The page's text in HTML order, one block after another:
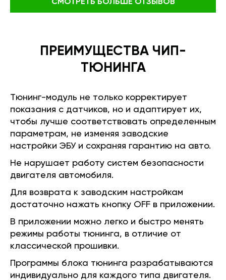
СМОТРЕТЬ БОЛЬШЕ ОТЗЫВОВ
ПРЕИМУЩЕСТВА ЧИП-
ТЮНИНГА
Тюнинг-модуль не только корректирует
показания с датчиков, но и адаптирует их,
чтобы лучше соответствовать определенным
параметрам, не изменяя заводские
настройки ЭБУ и сохраняя гарантию на авто.
Не нарушает работу систем безопасности
двигателя автомобиля.
Для возврата к заводским настройкам
достаточно нажать кнопку OFF в приложении.
В приложении можно легко и быстро менять
режимы работы тюнинга, в отличие от
классической прошивки.
Программы блока тюнинга разрабатываются
индивидуально для каждого типа двигателя.